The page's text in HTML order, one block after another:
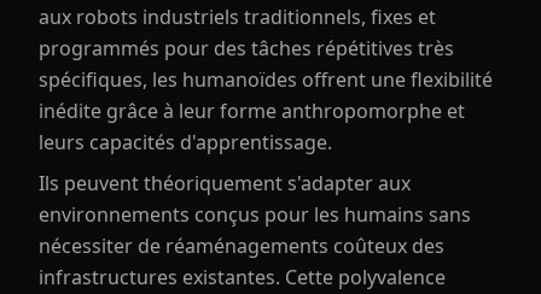
aux robots industriels traditionnels, fixes et
programmés pour des tâches répétitives très
spécifiques, les humanoïdes offrent une flexibilité
inédite grâce à leur forme anthropomorphe et
leurs capacités d'apprentissage.
Ils peuvent théoriquement s'adapter aux
environnements conçus pour les humains sans
nécessiter de réaménagements coûteux des
infrastructures existantes. Cette polyvalence